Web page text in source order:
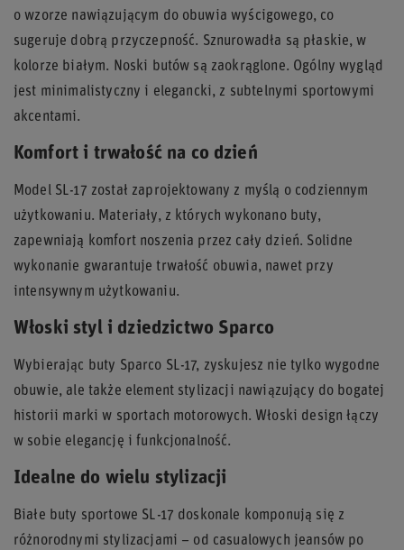
o wzorze nawiązującym do obuwia wyścigowego, co
sugeruje dobrą przyczepność. Sznurowadła są płaskie, w
kolorze białym. Noski butów są zaokrąglone. Ogólny wygląd
jest minimalistyczny i elegancki, z subtelnymi sportowymi
akcentami.
Komfort i trwałość na co dzień
Model SL-17 został zaprojektowany z myślą o codziennym
użytkowaniu. Materiały, z których wykonano buty,
zapewniają komfort noszenia przez cały dzień. Solidne
wykonanie gwarantuje trwałość obuwia, nawet przy
intensywnym użytkowaniu.
Włoski styl i dziedzictwo Sparco
Wybierając buty Sparco SL-17, zyskujesz nie tylko wygodne
obuwie, ale także element stylizacji nawiązujący do bogatej
historii marki w sportach motorowych. Włoski design łączy
w sobie elegancję i funkcjonalność.
Idealne do wielu stylizacji
Białe buty sportowe SL-17 doskonale komponują się z
różnorodnymi stylizacjami – od casualowych jeansów po